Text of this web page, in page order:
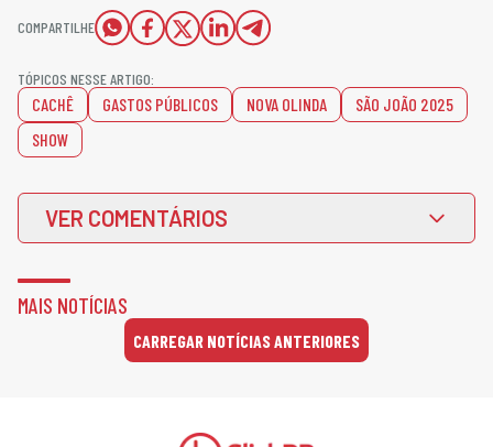
COMPARTILHE
TÓPICOS NESSE ARTIGO:
CACHÊ GASTOS PÚBLICOS NOVA OLINDA
SÃO JOÃO 2025
SHOW
VER COMENTÁRIOS
MAIS NOTÍCIAS
CARREGAR NOTÍCIAS ANTERIORES